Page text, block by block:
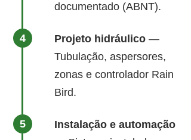
documentado (ABNT).
Projeto hidráulico —
Tubulação, aspersores,
zonas e controlador Rain
Bird.
Instalação e automação